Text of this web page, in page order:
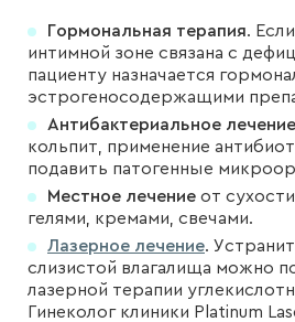
Гормональная терапия.
интимной зоне связана с
пациенту назначается
эстрогеносодержащими
Антибактериальное лечение
кольпит, применение
подавить патогенные
Местное лечение от
гелями, кремами, свечами.
Лазерное лечение.
слизистой влагалища можно
лазерной терапии
Гинеколог клиники Platinum